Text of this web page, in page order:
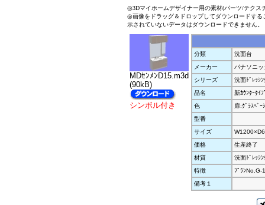
◎3Dマイホームデザイナー用の素材(パーツ/テクス
◎画像をドラッグ＆ドロップしてダウンロードす
示されていないデータはダウンロードできません。
MDｾﾝﾒﾝD15.m3d
(90kB)
シンボル付き
分類
洗面台
メーカー
パナソニッ
シリーズ
洗面ﾄﾞﾚｯｼﾝ
品名
新ｶｳﾝﾀｰﾀｲ
色
扉:ｸﾞﾗｽﾍﾞｰ
型番
サイズ
価格
生産終了
材質
洗面ﾄﾞﾚｯｼﾝ
特徴
ﾌﾟﾗﾝNo.G-
備考１